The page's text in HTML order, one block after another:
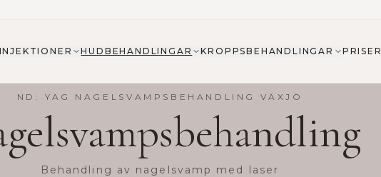
HUDBEHANDLINGAR KROPPSBEHANDLINGAR PRISER
ND: YAG NAGELSVAMPSBEHANDLING VÄXJÖ
Behandling av nagelsvamp med laser